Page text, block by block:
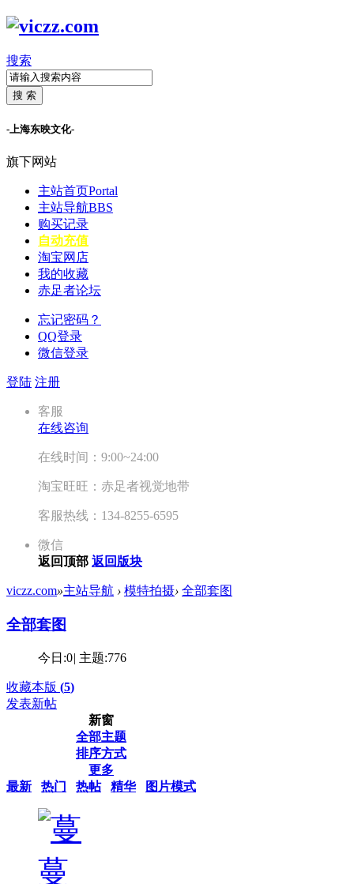
搜索
搜 索
-上海东映文化-
旗下网站
主站首页Portal
主站导航BBS
购买记录
自动充值
淘宝网店
我的收藏
赤足者论坛
忘记密码？
QQ登录
微信登录
登陆 注册
客服
在线咨询
在线时间：9:00~24:00
淘宝旺旺：赤足者视觉地带
客服热线：134-8255-6595
微信
返回顶部 返回版块
viczz.com»主站导航 › 模特拍摄› 全部套图
全部套图
今日:0| 主题:776
收藏本版 (5)
发表新帖
新窗
全部主题
排序方式
更多
最新
热门 热帖 精华 图片模式